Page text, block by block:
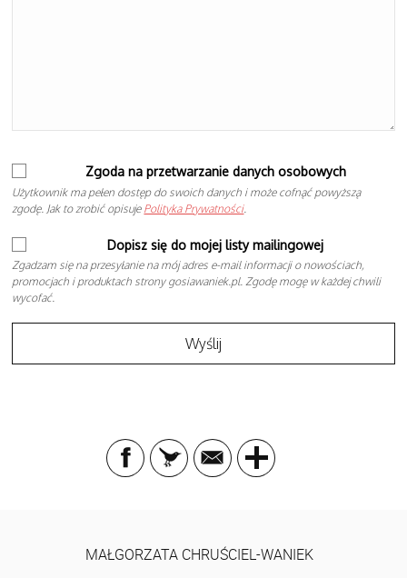
Zgoda na przetwarzanie danych osobowych
Użytkownik ma pełen dostęp do swoich danych i może cofnąć powyższą
zgodę. Jak to zrobić opisuje Polityka Prywatności.
Dopisz się do mojej listy mailingowej
Zgadzam się na przesyłanie na mój adres e-mail informacji o nowościach,
promocjach i produktach strony gosiawaniek.pl. Zgodę mogę w każdej chwili
wycofać.
MAŁGORZATA CHRUŚCIEL-WANIEK